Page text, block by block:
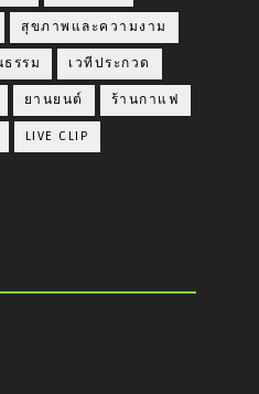
สุขภาพและความงาม
รรม เวทีประกวด
ยานยนต์ ร้านกาแฟ
LIVE CLIP